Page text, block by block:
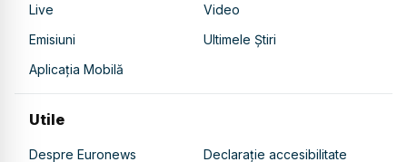
Live
Video
Emisiuni
Ultimele Știri
Aplicația Mobilă
Utile
Despre Euronews Declarație accesibilitate